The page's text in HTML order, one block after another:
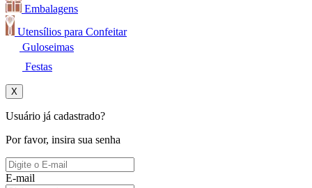
Embalagens
Utensílios para Confeitar
Guloseimas
Festas
X
Usuário já cadastrado?
Por favor, insira sua senha
E-mail